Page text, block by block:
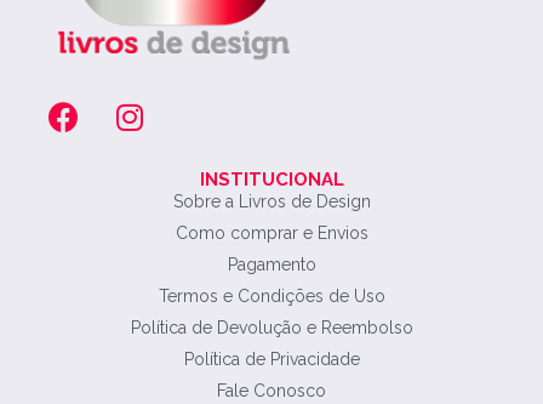
INSTITUCIONAL
Sobre a Livros de Design
Como comprar e Envios
Pagamento
Termos e Condições de Uso
Política de Devolução e Reembolso
Política de Privacidade
Fale Conosco